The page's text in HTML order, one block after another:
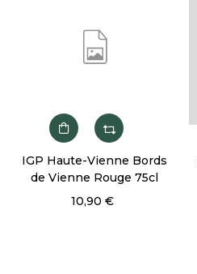
IGP Haute-Vienne Bords
de Vienne Rouge 75cl
10,90 €